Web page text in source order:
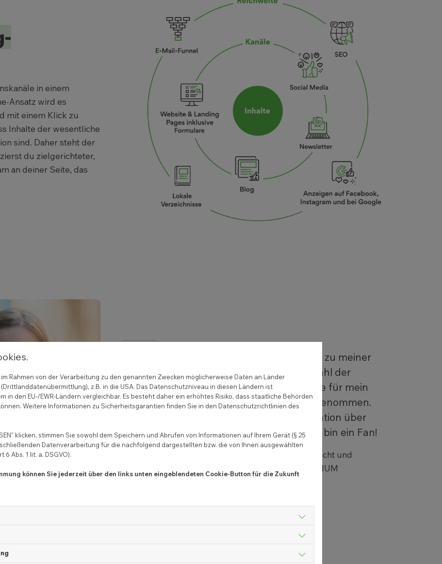
in einem
Ansatz wird es
mit einem Klick zu
Inhalte der wesentliche
sind. Daher steht der
du zielgerichteter,
an deiner Seite, das
Ich habe schon viel positives Feedback zu meiner
neuen Website erhalten. Und: Die Anzahl der
Mandanten-Anfragen über die Website für mein
konkretes Fachgebiet hat spürbar zugenommen.
Noch dazu kann ich meine Kommunikation über
das System einfach selbst steuern. Ich bin ein Fan!
, Fachanwältin für Arbeitsrecht und
Fachanwältin für Medizinrecht, Kanzlei REMEDIUM
Rahmen von der Verarbeitung zu den genannten Zwecken möglicherweise Daten an Länder
(Drittlanddatenübermittlung), z.B. in die USA. Das Datenschutzniveau in diesen Ländern ist
in den EU-/EWR-Ländern vergleichbar. Es besteht daher ein erhöhtes Risiko, dass staatliche Behörden
Weitere Informationen zu Sicherheitsgarantien finden Sie in den Datenschutzrichtlinien des
klicken, stimmen Sie sowohl dem Speichern und Abrufen von Informationen auf Ihrem Gerät (§ 25
Datenverarbeitung für die nachfolgend dargestellten bzw. die von Ihnen ausgewählten
Abs. 1 lit. a. DSGVO).
können Sie jederzeit über den links unten eingeblendeten Cookie-Button für die Zukunft